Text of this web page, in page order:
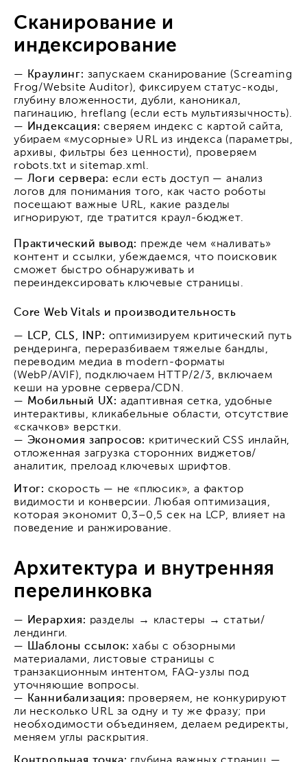
Сканирование и
индексирование
— Краулинг: запускаем сканирование (Screaming
Frog/Website Auditor), фиксируем статус-коды,
глубину вложенности, дубли, каноникал,
пагинацию, hreflang (если есть мультиязычность).
—
Индексация: сверяем индекс с картой сайта,
убираем «мусорные» URL из индекса (параметры,
архивы, фильтры без ценности), проверяем
robots.txt и sitemap.xml.
— Логи сервера: если есть доступ — анализ
логов для понимания того, как часто роботы
посещают важные URL, какие разделы
игнорируют, где тратится краул-бюджет.
Практический вывод: прежде чем «наливать»
контент и ссылки, убеждаемся, что поисковик
сможет быстро обнаруживать и
переиндексировать ключевые страницы.
Core Web Vitals и производительность
— LCP, CLS, INP: оптимизируем критический путь
рендеринга, переразбиваем тяжелые бандлы,
переводим медиа в modern-форматы
(WebP/AVIF), подключаем HTTP/2/3, включаем
кеши на уровне сервера/CDN.
— Мобильный UX: адаптивная сетка, удобные
интерактивы, кликабельные области, отсутствие
«скачков» верстки.
— Экономия запросов: критический CSS инлайн,
отложенная загрузка сторонних виджетов/
аналитик, прелоад ключевых шрифтов.
Итог: скорость — не «плюсик», а фактор
видимости и конверсии. Любая оптимизация,
которая экономит 0,3–0,5 сек на LCP, влияет на
поведение и ранжирование.
Архитектура и внутренняя
перелинковка
— Иерархия: разделы → кластеры → статьи/
лендинги.
—
Шаблоны ссылок: хабы с обзорными
материалами, листовые страницы с
транзакционным интентом, FAQ-узлы под
уточняющие вопросы.
—
Каннибализация: проверяем, не конкурируют
ли несколько URL за одну и ту же фразу; при
необходимости объединяем, делаем редиректы,
меняем углы раскрытия.